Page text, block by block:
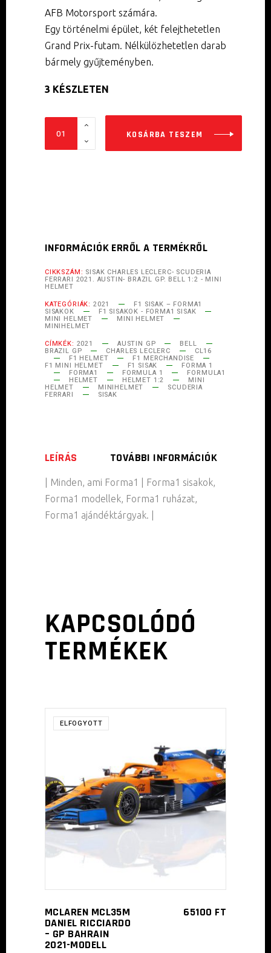
AFB Motorsport számára.
Egy történelmi épület, két felejthetetlen
Grand Prix-futam. Nélkülözhetetlen darab
bármely gyűjteményben.
3 KÉSZLETEN
Bell
1:2
-
Mini
helmet
quantity
KOSÁRBA TESZEM
INFORMÁCIÓK ERRŐL A TERMÉKRŐL
CIKKSZÁM: SISAK CHARLES LECLERC- SCUDERIA
FERRARI 2021. AUSTIN- BRAZIL GP. BELL 1:2 - MINI
HELMET
KATEGÓRIÁK: 2021 F1 SISAK – FORMA1
SISAKOK F1 SISAKOK - FORMA1 SISAK
MINI HELMET MINI HELMET
MINIHELMET
CÍMKÉK: 2021 AUSTIN GP BELL
BRAZIL GP CHARLES LECLERC CL16
F1 HELMET F1 MERCHANDISE
F1 MINI HELMET F1 SISAK FORMA 1
FORMA1 FORMULA 1 FORMULA1
HELMET HELMET 1:2 MINI
HELMET MINIHELMET SCUDERIA
FERRARI SISAK
LEÍRÁS TOVÁBBI INFORMÁCIÓK
| Minden, ami Forma1 | Forma1 sisakok,
Forma1 modellek, Forma1 ruházat,
Forma1 ajándéktárgyak. |
KAPCSOLÓDÓ
TERMÉKEK
ELFOGYOTT
TOVÁBB
MCLAREN MCL35M
DANIEL RICCIARDO
– GP BAHRAIN
2021-MODELL
65100 FT